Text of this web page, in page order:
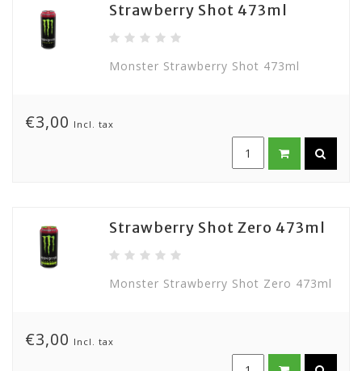
Strawberry Shot 473ml
Monster Strawberry Shot 473ml
€3,00 Incl. tax
Strawberry Shot Zero 473ml
Monster Strawberry Shot Zero 473ml
€3,00 Incl. tax